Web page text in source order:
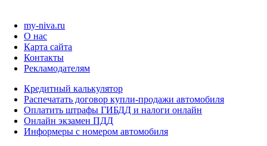
my-niva.ru
О нас
Карта сайта
Контакты
Рекламодателям
Кредитный калькулятор
Распечатать договор купли-продажи автомобиля
Оплатить штрафы ГИБДД и налоги онлайн
Онлайн экзамен ПДД
Информеры с номером автомобиля